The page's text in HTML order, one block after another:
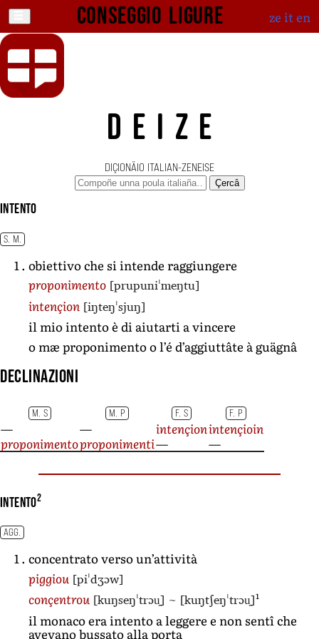
Conseggio ligure ze iten
DEIZE
DIÇIONÄIO ITALIAN-ZENEISE
Çercâ
intento
S. M.
obiettivo che si intende raggiungere
proponimento [prupuniˈmeŋtu]
intençion [iŋteŋˈsjuŋ]
il mio intento è di aiutarti a vincere
o mæ proponimento o l’é d’aggiuttâte à guägnâ
Declinazioni
M. S M. P F. S F. P
— — intençionintençioin
proponimentoproponimenti— —
intento2
AGG.
concentrato verso un’attività
piggiou [piˈdʒɔw]
conçentrou [kuŋseŋˈtrɔu̯] ~ [kuŋtʃeŋˈtrɔu̯]1
il monaco era intento a leggere e non sentî che
avevano bussato alla porta